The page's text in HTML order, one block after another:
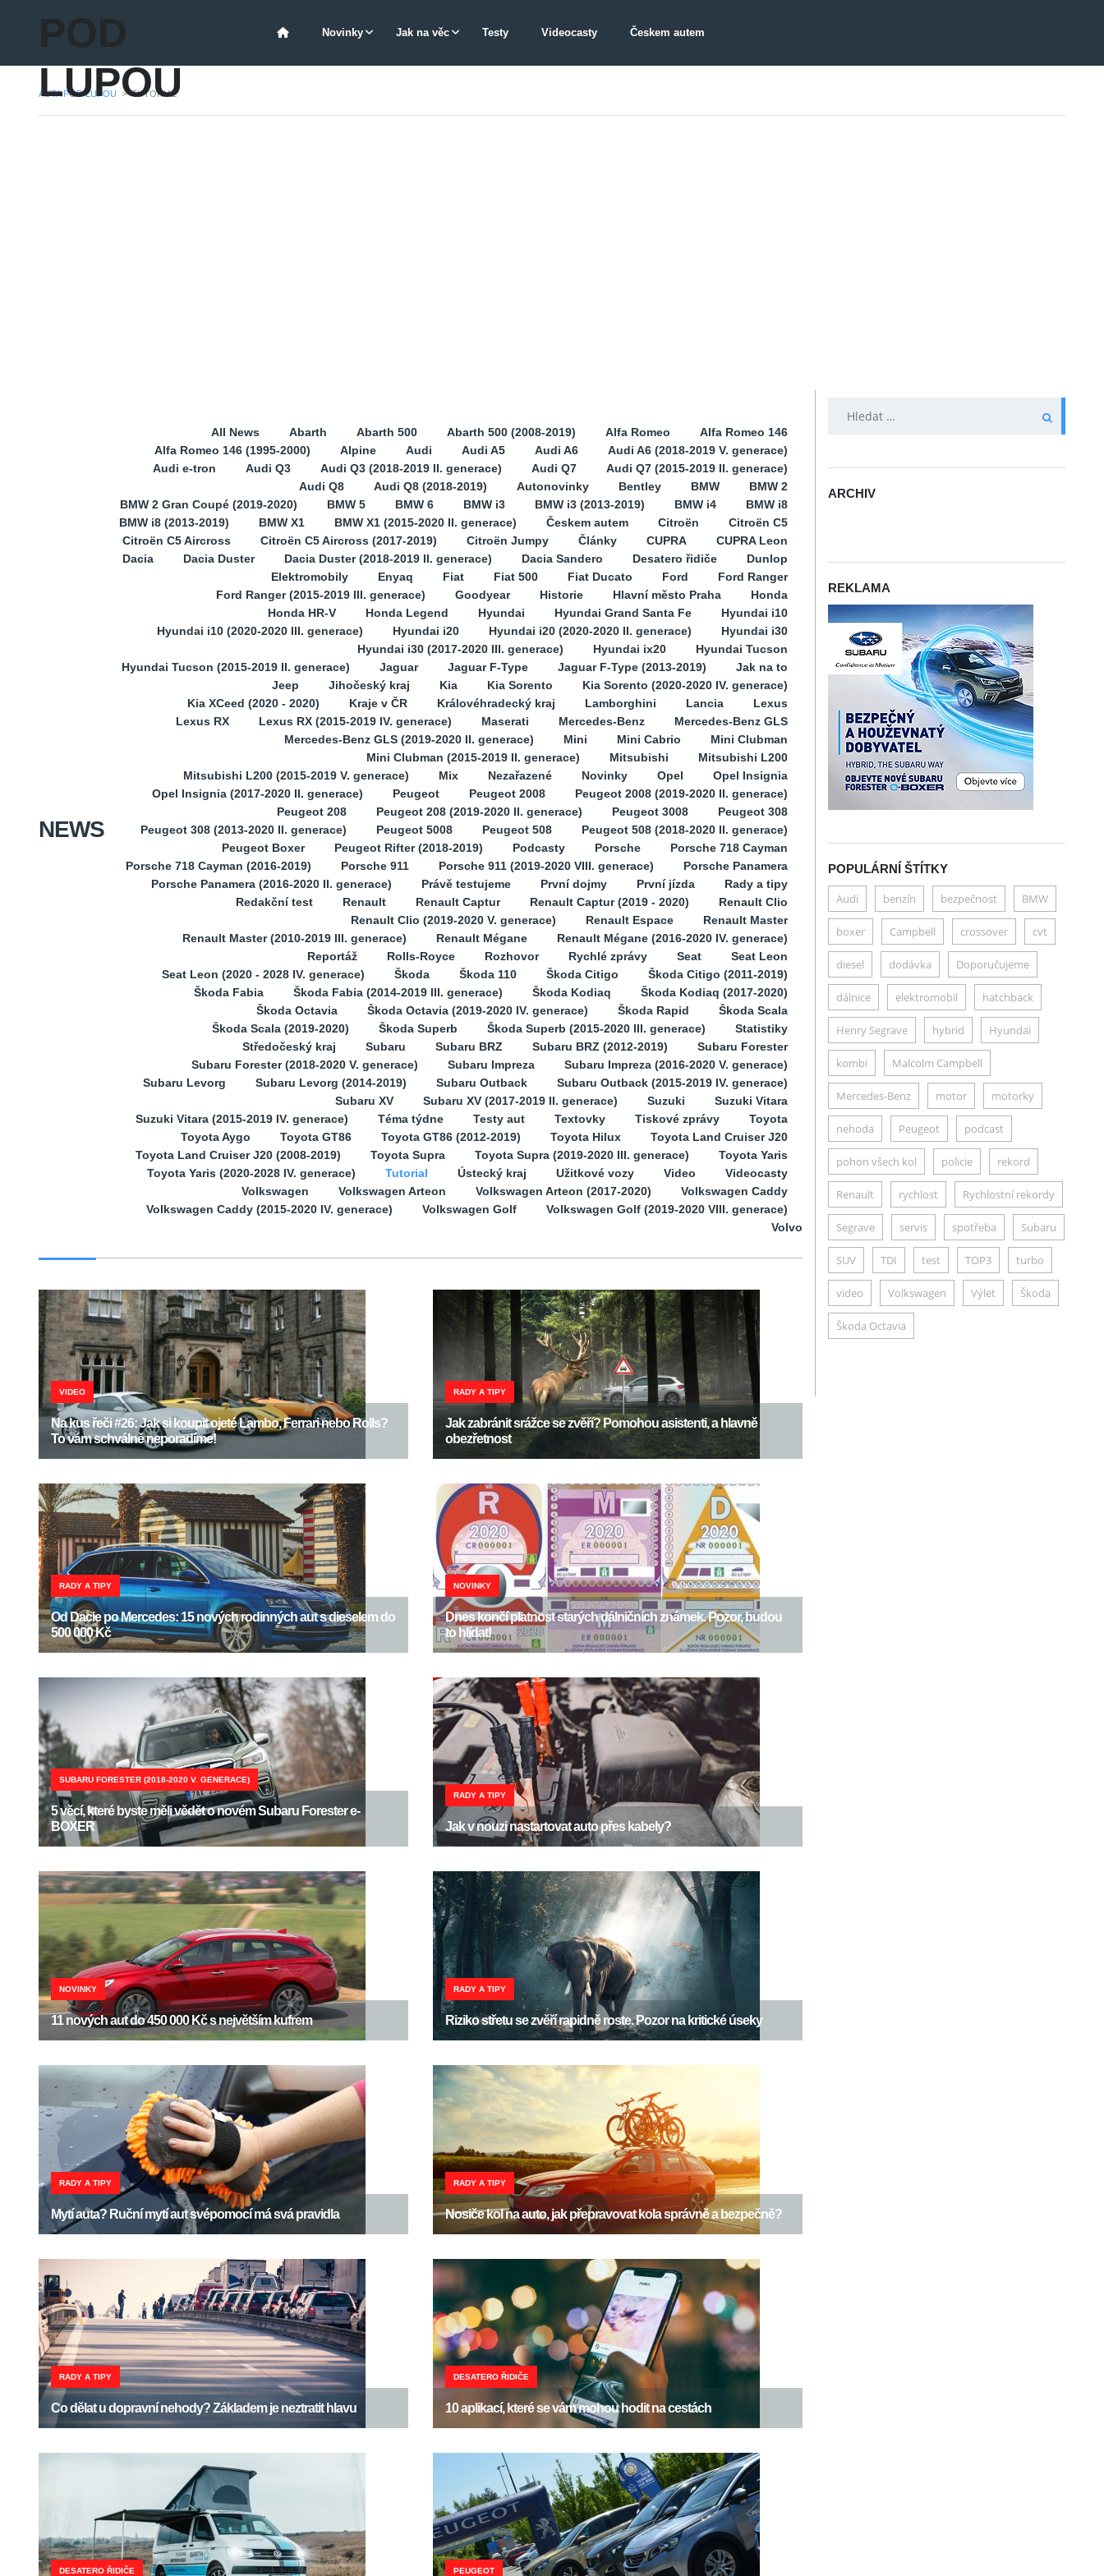
POD
LUPOU
Novinky Jak na věc Testy Videocasty Českem autem
AUTA POD LUPOU > TUTORIAL
NEWS
All News Abarth Abarth 500 Abarth 500 (2008-2019) Alfa Romeo
Alfa Romeo 146
Alfa Romeo 146 (1995-2000)
Alpine Audi Audi A5 Audi A6
Audi A6 (2018-2019 V. generace)
Audi e-tron
Audi Q3 Audi Q3 (2018-2019 II. generace) Audi Q7
Audi Q7 (2015-2019 II. generace)
Audi Q8
Audi Q8 (2018-2019) Autonovinky Bentley BMW
BMW 2
BMW 2 Gran Coupé (2019-2020)
BMW 5 BMW 6 BMW i3 BMW i3 (2013-2019) BMW i4
BMW i8
BMW i8 (2013-2019)
BMW X1 BMW X1 (2015-2020 II. generace) Českem autem Citroën
Citroën C5
Citroën C5 Aircross
Citroën C5 Aircross (2017-2019) Citroën Jumpy Články CUPRA
CUPRA Leon
Dacia
Dacia Duster Dacia Duster (2018-2019 II. generace) Dacia Sandero Desatero řidiče
Dunlop
Elektromobily
Enyaq Fiat Fiat 500 Fiat Ducato Ford
Ford Ranger
Ford Ranger (2015-2019 III. generace)
Goodyear Historie Hlavní město Praha
Honda
Honda HR-V
Honda Legend Hyundai Hyundai Grand Santa Fe
Hyundai i10
Hyundai i10 (2020-2020 III. generace)
Hyundai i20 Hyundai i20 (2020-2020 II. generace)
Hyundai i30
Hyundai i30 (2017-2020 III. generace)
Hyundai ix20
Hyundai Tucson
Hyundai Tucson (2015-2019 II. generace)
Jaguar Jaguar F-Type Jaguar F-Type (2013-2019)
Jak na to
Jeep
Jihočeský kraj Kia Kia Sorento
Kia Sorento (2020-2020 IV. generace)
Kia XCeed (2020 - 2020)
Kraje v ČR Královéhradecký kraj Lamborghini Lancia
Lexus
Lexus RX
Lexus RX (2015-2019 IV. generace) Maserati Mercedes-Benz
Mercedes-Benz GLS
Mercedes-Benz GLS (2019-2020 II. generace)
Mini Mini Cabrio
Mini Clubman
Mini Clubman (2015-2019 II. generace)
Mitsubishi
Mitsubishi L200
Mitsubishi L200 (2015-2019 V. generace)
Mix Nezařazené Novinky Opel
Opel Insignia
Opel Insignia (2017-2020 II. generace)
Peugeot Peugeot 2008
Peugeot 2008 (2019-2020 II. generace)
Peugeot 208
Peugeot 208 (2019-2020 II. generace) Peugeot 3008
Peugeot 308
Peugeot 308 (2013-2020 II. generace)
Peugeot 5008 Peugeot 508
Peugeot 508 (2018-2020 II. generace)
Peugeot Boxer
Peugeot Rifter (2018-2019) Podcasty Porsche
Porsche 718 Cayman
Porsche 718 Cayman (2016-2019)
Porsche 911 Porsche 911 (2019-2020 VIII. generace)
Porsche Panamera
Porsche Panamera (2016-2020 II. generace)
Právě testujeme První dojmy První jízda
Rady a tipy
Redakční test
Renault Renault Captur Renault Captur (2019 - 2020)
Renault Clio
Renault Clio (2019-2020 V. generace)
Renault Espace
Renault Master
Renault Master (2010-2019 III. generace)
Renault Mégane
Renault Mégane (2016-2020 IV. generace)
Reportáž
Rolls-Royce Rozhovor Rychlé zprávy Seat
Seat Leon
Seat Leon (2020 - 2028 IV. generace)
Škoda Škoda 110 Škoda Citigo
Škoda Citigo (2011-2019)
Škoda Fabia
Škoda Fabia (2014-2019 III. generace) Škoda Kodiaq
Škoda Kodiaq (2017-2020)
Škoda Octavia
Škoda Octavia (2019-2020 IV. generace) Škoda Rapid
Škoda Scala
Škoda Scala (2019-2020)
Škoda Superb Škoda Superb (2015-2020 III. generace)
Statistiky
Středočeský kraj
Subaru Subaru BRZ Subaru BRZ (2012-2019)
Subaru Forester
Subaru Forester (2018-2020 V. generace)
Subaru Impreza
Subaru Impreza (2016-2020 V. generace)
Subaru Levorg
Subaru Levorg (2014-2019) Subaru Outback
Subaru Outback (2015-2019 IV. generace)
Subaru XV
Subaru XV (2017-2019 II. generace) Suzuki
Suzuki Vitara
Suzuki Vitara (2015-2019 IV. generace)
Téma týdne Testy aut Textovky Tiskové zprávy
Toyota
Toyota Aygo
Toyota GT86 Toyota GT86 (2012-2019) Toyota Hilux
Toyota Land Cruiser J20
Toyota Land Cruiser J20 (2008-2019)
Toyota Supra Toyota Supra (2019-2020 III. generace)
Toyota Yaris
Toyota Yaris (2020-2028 IV. generace)
Tutorial Ústecký kraj Užitkové vozy Video
Videocasty
Volkswagen
Volkswagen Arteon Volkswagen Arteon (2017-2020)
Volkswagen Caddy
Volkswagen Caddy (2015-2020 IV. generace)
Volkswagen Golf
Volkswagen Golf (2019-2020 VIII. generace)
Volvo
VIDEO
Na kus řeči #26: Jak si koupit ojeté Lambo, Ferrari nebo Rolls?
To vám schválně neporadíme!
RADY A TIPY
Jak zabránit srážce se zvěří? Pomohou asistenti, a hlavně
obezřetnost
RADY A TIPY
Od Dacie po Mercedes: 15 nových rodinných aut s dieselem do
500 000 Kč
NOVINKY
Dnes končí platnost starých dálničních známek. Pozor, budou
to hlídat!
SUBARU FORESTER (2018-2020 V. GENERACE)
5 věcí, které byste měli vědět o novém Subaru Forester e-
BOXER
RADY A TIPY
Jak v nouzi nastartovat auto přes kabely?
NOVINKY
11 nových aut do 450 000 Kč s největším kufrem
RADY A TIPY
Riziko střetu se zvěří rapidně roste. Pozor na kritické úseky
RADY A TIPY
Mytí auta? Ruční mytí aut svépomocí má svá pravidla
RADY A TIPY
Nosiče kol na auto, jak přepravovat kola správně a bezpečně?
RADY A TIPY
Co dělat u dopravní nehody? Základem je neztratit hlavu
DESATERO ŘIDIČE
10 aplikací, které se vám mohou hodit na cestách
DESATERO ŘIDIČE PEUGEOT
VYHLEDÁVÁNÍ
ARCHIV
REKLAMA
POPULÁRNÍ ŠTÍTKY
Audi benzín bezpečnost BMW
boxer Campbell crossover cvt
diesel dodávka Doporučujeme
dálnice elektromobil hatchback
Henry Segrave hybrid Hyundai
kombi Malcolm Campbell
Mercedes-Benz motor motorky
nehoda Peugeot podcast
pohon všech kol policie rekord
Renault rychlost Rychlostní rekordy
Segrave servis spotřeba Subaru
SUV TDI test TOP3 turbo
video Volkswagen Výlet Škoda
Škoda Octavia